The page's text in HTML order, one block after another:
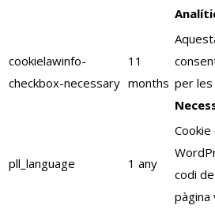
cookielawinfo-
checkbox-necessary
11
months per les
pll_language 1 any
Cookie
codi
pàgina